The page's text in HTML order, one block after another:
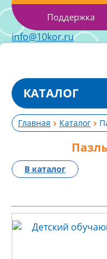
Поддержка
info@10kor.ru
КАТАЛОГ
Главная Каталог
В каталог